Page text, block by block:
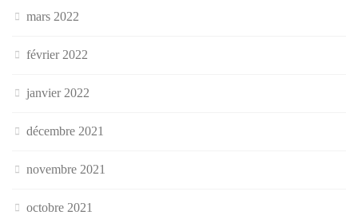
mars 2022
février 2022
janvier 2022
décembre 2021
novembre 2021
octobre 2021